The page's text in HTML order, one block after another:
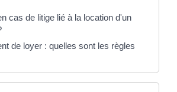
cas de litige lié à la location d'un
de loyer : quelles sont les règles